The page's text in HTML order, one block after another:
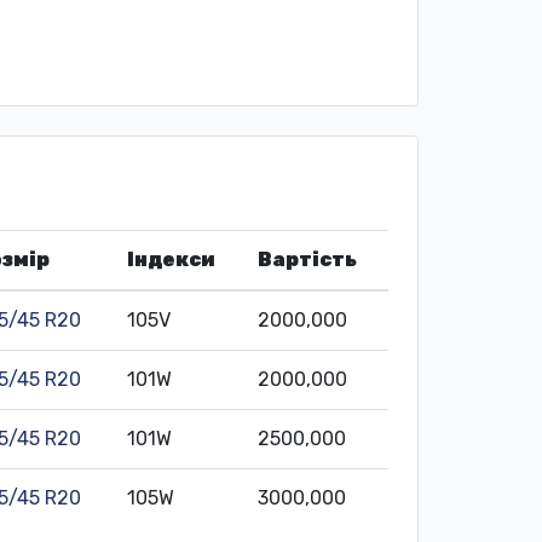
Індекси Вартість
45 R20 105V 2000,000
45 R20 101W 2000,000
45 R20 101W 2500,000
45 R20 105W 3000,000